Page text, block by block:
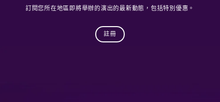
訂閱您所在地區即將舉辦的演出的最新動態，包括特別優惠。
註冊